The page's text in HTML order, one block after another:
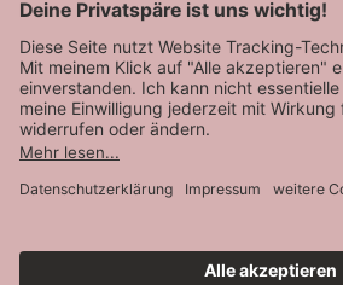
AGB
Datenschutz